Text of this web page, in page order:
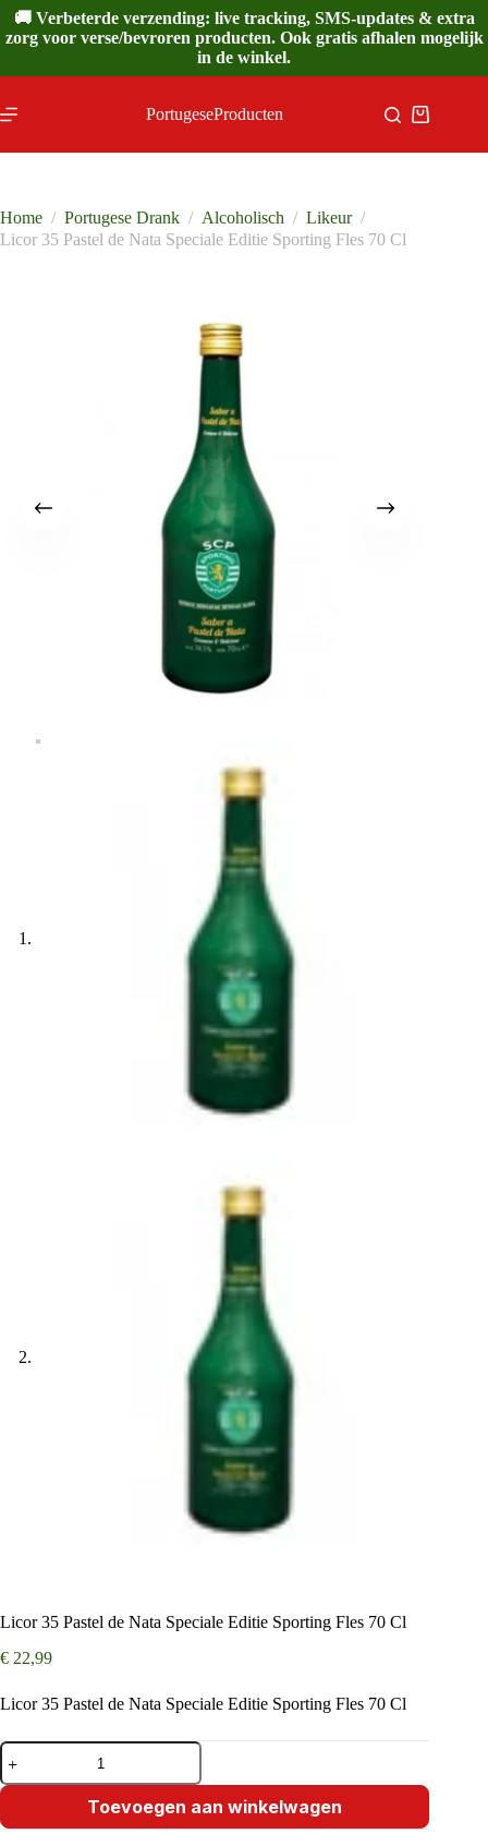
Ga
naar
de
🚚 Verbeterde verzending: live tracking, SMS-updates & extra
zorg voor verse/bevroren producten. Ook gratis afhalen mogelijk
in de winkel.
PortugeseProducten
Home / Portugese Drank / Alcoholisch / Likeur /
Licor 35 Pastel de Nata Speciale Editie Sporting Fles 70 Cl
Licor 35 Pastel de Nata Speciale Editie Sporting Fles 70 Cl
€ 22,99
Licor 35 Pastel de Nata Speciale Editie Sporting Fles 70 Cl
Licor
35
Pastel
Nata
Toevoegen aan winkelwagen